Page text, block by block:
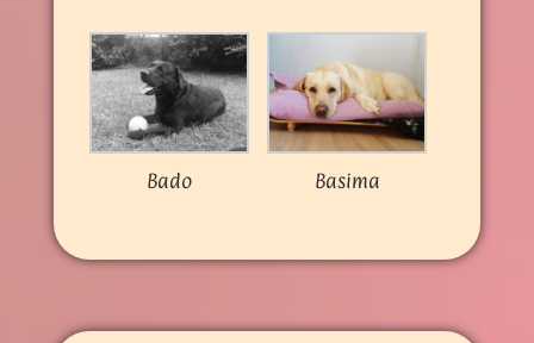
Bado Basima